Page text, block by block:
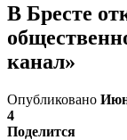
В Бресте
канал»
Опубликовано Июн
4
Поделится